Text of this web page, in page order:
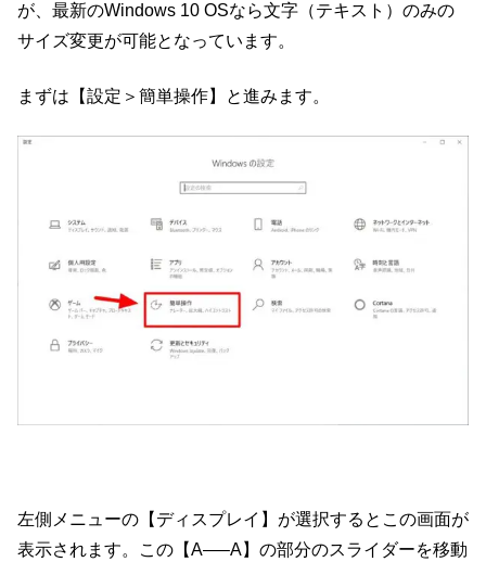
が、最新のWindows 10 OSなら文字（テキスト）のみの
サイズ変更が可能となっています。
まずは【設定＞簡単操作】と進みます。
左側メニューの【ディスプレイ】が選択するとこの画面が
表示されます。この【A—–A】の部分のスライダーを移動